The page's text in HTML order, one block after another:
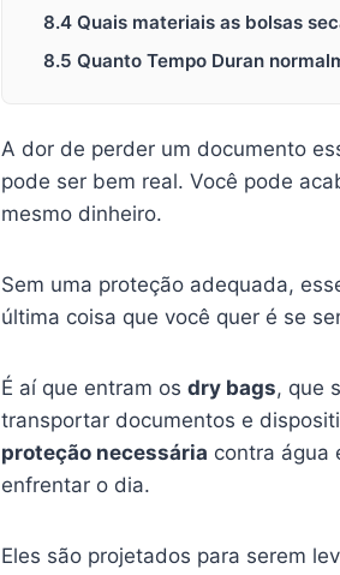
8.4 Quais materiais as bolsas
8.5 Quanto Tempo Duran
A dor de perder um documento
pode ser bem real. Você pode
mesmo dinheiro.
Sem uma proteção adequada,
última coisa que você quer é se
É aí que entram os dry bags, que
transportar documentos e
proteção necessária contra água
enfrentar o dia.
Eles são projetados para serem